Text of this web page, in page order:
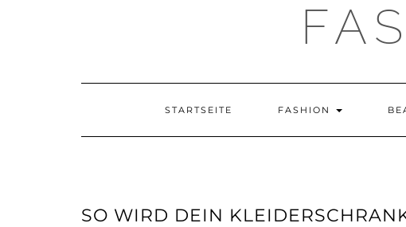
STARTSEITE FASHION
SO WIRD DEIN